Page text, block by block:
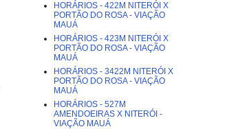
HORÁRIOS - 422M NITERÓI X
PORTÃO DO ROSA - VIAÇÃO
MAUÁ
HORÁRIOS - 423M NITERÓI X
PORTÃO DO ROSA - VIAÇÃO
MAUÁ
HORÁRIOS - 3422M NITERÓI X
PORTÃO DO ROSA - VIAÇÃO
MAUÁ
HORÁRIOS - 527M
AMENDOEIRAS X NITERÓI -
VIAÇÃO MAUÁ